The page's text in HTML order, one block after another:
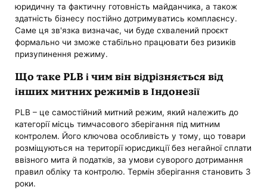
юридичну та фактичну готовність майданчика, а також
здатність бізнесу постійно дотримуватись комплаєнсу.
Саме ця зв'язка визначає, чи буде схвалений проєкт
формально чи зможе стабільно працювати без ризиків
призупинення режиму.
Що таке PLB і чим він відрізняється від
інших митних режимів в Індонезії
PLB – це самостійний митний режим, який належить до
категорії місць тимчасового зберігання під митним
контролем. Його ключова особливість у тому, що товари
розміщуються на території юрисдикції без негайної сплати
ввізного мита й податків, за умови суворого дотримання
правил обліку та контролю. Термін зберігання становить 3
роки.